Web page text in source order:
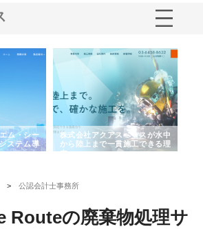
ム・シー
ステム導
株式会社アクアスペースが水中
から陸上まで一貫施工できる理
由
>公認会計士事務所
Routeの廃棄物処理サ